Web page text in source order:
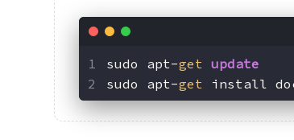
sudo apt-get update
sudo apt-get install